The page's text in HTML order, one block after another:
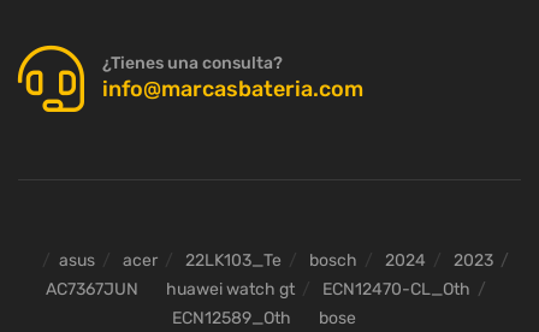
¿Tienes una consulta?
info@marcasbateria.com
asus acer 22LK103_Te bosch 2024
2023
AC7367JUN
huawei watch gt
ECN12470-CL_Oth
ECN12589_Oth
bose